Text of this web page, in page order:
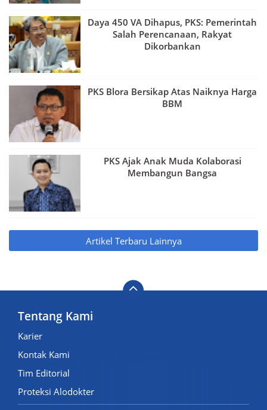
Daya 450 VA Dihapus, PKS: Pemerintah
Salah Perencanaan, Rakyat
Dikorbankan
PKS Blora Bersikap Atas Naiknya Harga
BBM
PKS Ajak Anak Muda Kolaborasi
Membangun Bangsa
Artikel Terbaru Lainnya
Tentang Kami
Karier
Kontak Kami
Tim Editorial
Proteksi Alodokter